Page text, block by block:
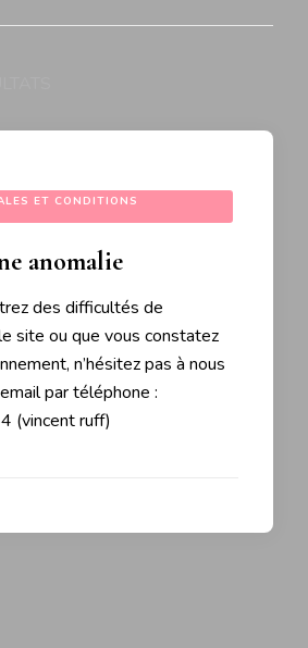
ET CONDITIONS
anomalie
des difficultés de
site ou que vous constatez
n’hésitez pas à nous
par téléphone :
(vincent ruff)